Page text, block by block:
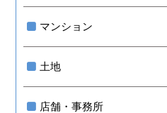
マンション
土地
店舗・事務所